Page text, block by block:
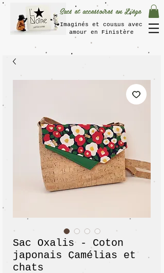
Imaginés et cousus avec
amour en Finistère
Sacs et accessoires en Liège
Sac Oxalis - Coton
japonais Camélias et
chats